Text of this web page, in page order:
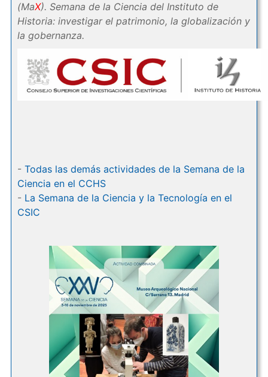
(MaX). Semana de la Ciencia del Instituto de
Historia: investigar el patrimonio, la globalización y
la gobernanza.
- Todas las demás actividades de la Semana de la
Ciencia en el CCHS
- La Semana de la Ciencia y la Tecnología en el
CSIC